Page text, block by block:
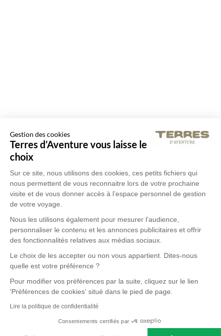
Gestion des cookies
Terres d’Aventure vous laisse le
choix
Sur ce site, nous utilisons des cookies, ces petits fichiers qui
nous permettent de vous reconnaitre lors de votre prochaine
visite et de vous donner accès à l’espace personnel de gestion
de votre voyage.
Nous les utilisons également pour mesurer l’audience,
personnaliser le contenu et les annonces publicitaires et offrir
des fonctionnalités relatives aux médias sociaux.
Le choix de les accepter ou non vous appartient. Dites-nous
quelle est votre préférence ?
Pour modifier vos préférences par la suite, cliquez sur le lien
'Préférences de cookies' situé dans le pied de page.
Lire la politique de confidentialité
Consentements certifiés par